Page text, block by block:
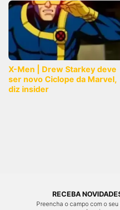
X-Men | Drew Starkey deve
ser novo Ciclope da Marvel,
diz insider
RECEBA
Preencha o campo com o